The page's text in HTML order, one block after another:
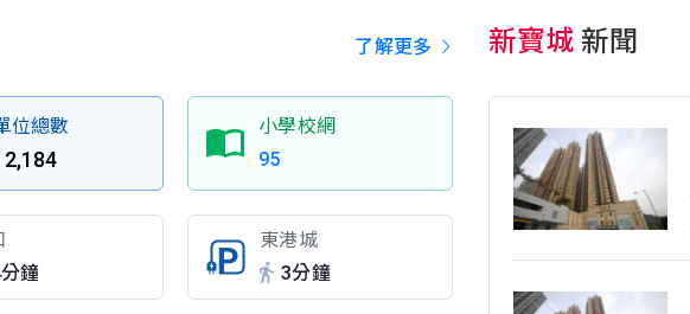
了解更多
位總數
2,184
小學校網
95
鐘
東港城
3分鐘
新寶城 新聞